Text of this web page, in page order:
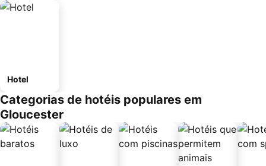
Hotel
Categorias de hotéis populares em
Gloucester